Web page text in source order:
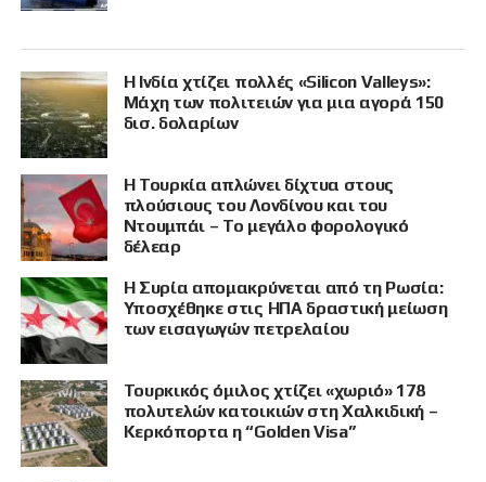
Η Ινδία χτίζει πολλές «Silicon Valleys»:
Μάχη των πολιτειών για μια αγορά 150
δισ. δολαρίων
Η Τουρκία απλώνει δίχτυα στους
πλούσιους του Λονδίνου και του
Ντουμπάι – Το μεγάλο φορολογικό
δέλεαρ
Η Συρία απομακρύνεται από τη Ρωσία:
Υποσχέθηκε στις ΗΠΑ δραστική μείωση
των εισαγωγών πετρελαίου
Τουρκικός όμιλος χτίζει «χωριό» 178
πολυτελών κατοικιών στη Χαλκιδική –
Κερκόπορτα η “Golden Visa”